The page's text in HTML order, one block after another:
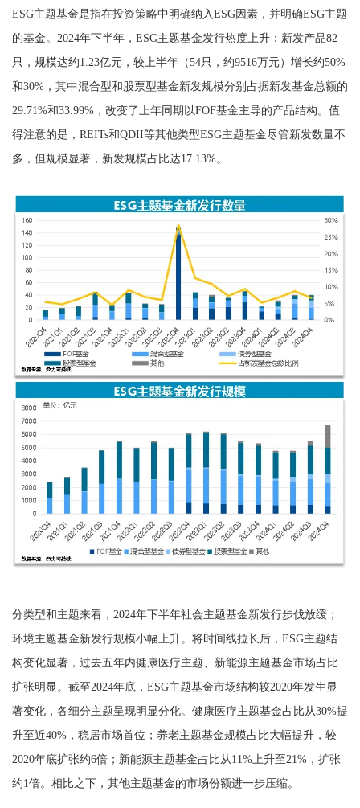
ESG主题基金是指在投资策略中明确纳入ESG因素，并明确ESG主题
的基金。2024年下半年，ESG主题基金发行热度上升：新发产品82
只，规模达约1.23亿元，较上半年（54只，约9516万元）增长约50%
和30%，其中混合型和股票型基金新发规模分别占据新发基金总额的
29.71%和33.99%，改变了上年同期以FOF基金主导的产品结构。值
得注意的是，REITs和QDII等其他类型ESG主题基金尽管新发数量不
多，但规模显著，新发规模占比达17.13%。
分类型和主题来看，2024年下半年社会主题基金新发行步伐放缓；
环境主题基金新发行规模小幅上升。将时间线拉长后，ESG主题结
构变化显著，过去五年内健康医疗主题、新能源主题基金市场占比
扩张明显。截至2024年底，ESG主题基金市场结构较2020年发生显
著变化，各细分主题呈现明显分化。健康医疗主题基金占比从30%提
升至近40%，稳居市场首位；养老主题基金规模占比大幅提升，较
2020年底扩张约6倍；新能源主题基金占比从11%上升至21%，扩张
约1倍。相比之下，其他主题基金的市场份额进一步压缩。